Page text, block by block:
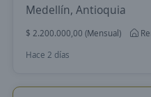
Medellín, Antioquia
$ 2.200.000,00 (Mensual)
Hace 2 días